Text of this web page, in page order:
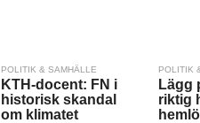
POLITIK & SAMHÄLLE
KTH-docent: FN i
historisk skandal
om klimatet
POLITIK
Lägg
riktig